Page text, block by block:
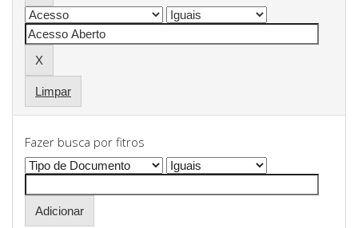
Limpar
Fazer busca por fitros